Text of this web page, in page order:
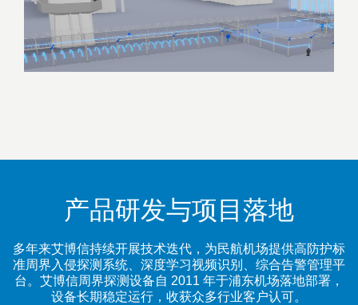
产品研发与项目落地
多年来艾博信持续开展技术迭代，为民航机场提供高防护标
准周界入侵探测系统、深度学习视频识别、综合告警管理平
台。艾博信周界探测设备自 2011 年于浦东机场落地部署，
设备长期稳定运行，收获众多行业客户认可。